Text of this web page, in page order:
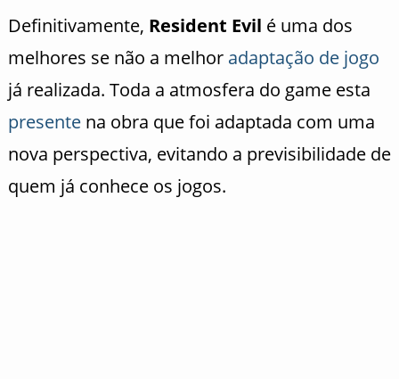
Definitivamente, Resident Evil é uma dos
melhores se não a melhor adaptação de jogo
já realizada. Toda a atmosfera do game esta
presentena obra que foi adaptada com uma
nova perspectiva, evitando a previsibilidade de
quem já conhece os jogos.